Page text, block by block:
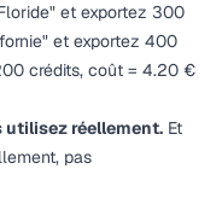
et exportez 300
et exportez 400
crédits, coût = 4.20 €
utilisez réellement. Et
pas